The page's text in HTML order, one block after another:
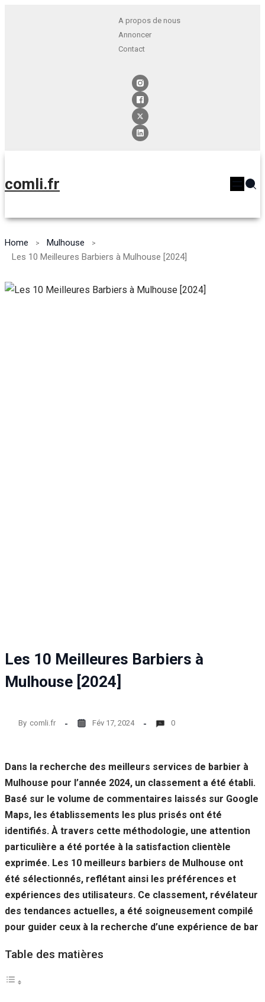
A propos de nous
Annoncer
Contact
comli.fr
Home
Mulhouse
Les 10 Meilleures Barbiers à Mulhouse [2024]
Les 10 Meilleures Barbiers à
Mulhouse [2024]
By comli.fr Fév 17, 2024 0
Dans la recherche des meilleurs services de barbier à
Mulhouse pour l’année 2024, un classement a été établi.
Basé sur le volume de commentaires laissés sur Google
Maps, les établissements les plus prisés ont été
identifiés. À travers cette méthodologie, une attention
particulière a été portée à la satisfaction clientèle
exprimée. Les 10 meilleurs barbiers de Mulhouse ont
été sélectionnés, reflétant ainsi les préférences et
expériences des utilisateurs. Ce classement, révélateur
des tendances actuelles, a été soigneusement compilé
pour guider ceux à la recherche d’une expérience de bar
Table des matières